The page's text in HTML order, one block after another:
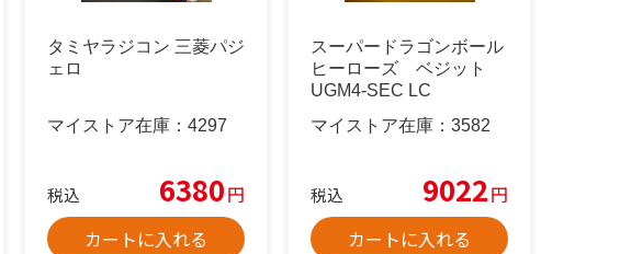
タミヤラジコン 三菱パジ
ェロ
マイストア在庫： 4297
税込 6380円
カートに入れる
スーパードラゴンボール
ヒーローズ ベジット
UGM4-SEC LC
マイストア在庫： 3582
税込 9022円
カートに入れる